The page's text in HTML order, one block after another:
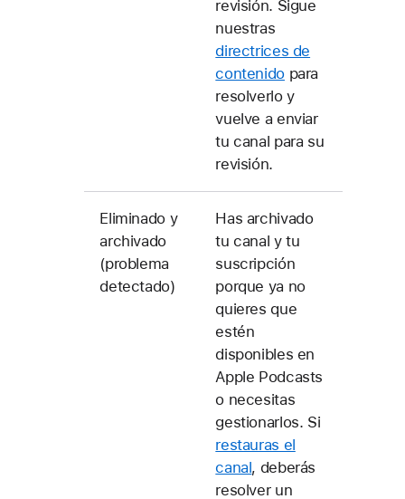
revisión. Sigue
nuestras
directrices de
contenidopara
resolverlo y
vuelve a enviar
tu canal para su
revisión.
Eliminado y
archivado
(problema
detectado)
Has archivado
tu canal y tu
suscripción
porque ya no
quieres que
estén
disponibles en
Apple Podcasts
o necesitas
gestionarlos. Si
restauras el
canal, deberás
resolver un